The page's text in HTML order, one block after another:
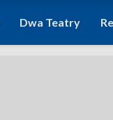
Dwa Teatry